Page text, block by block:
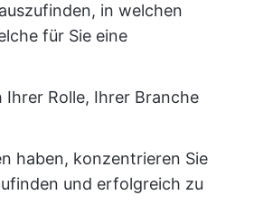
in welchen
für Sie eine
Ihrer Rolle, Ihrer Branche
haben, konzentrieren Sie
und erfolgreich zu